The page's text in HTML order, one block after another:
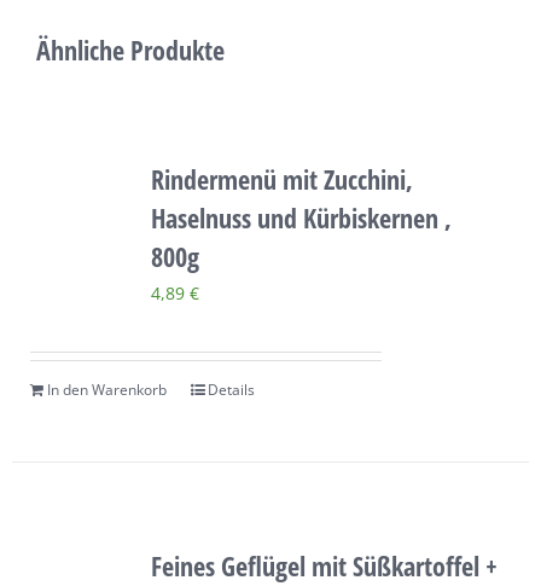
Ähnliche Produkte
Rindermenü mit Zucchini,
Haselnuss und Kürbiskernen ,
800g
4,89 €
In den Warenkorb Details
Feines Geflügel mit Süßkartoffel +